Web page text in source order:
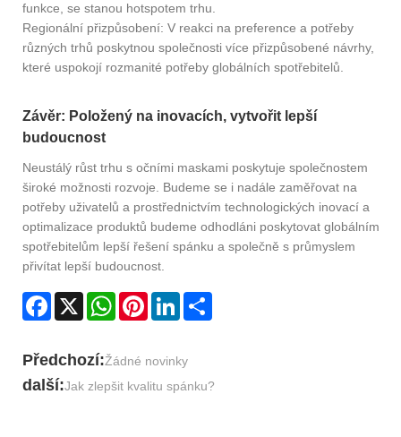
funkce, se stanou hotspotem trhu.
Regionální přizpůsobení: V reakci na preference a potřeby
různých trhů poskytnou společnosti více přizpůsobené návrhy,
které uspokojí rozmanité potřeby globálních spotřebitelů.
Závěr: Položený na inovacích, vytvořit lepší
budoucnost
Neustálý růst trhu s očními maskami poskytuje společnostem
široké možnosti rozvoje. Budeme se i nadále zaměřovat na
potřeby uživatelů a prostřednictvím technologických inovací a
optimalizace produktů budeme odhodláni poskytovat globálním
spotřebitelům lepší řešení spánku a společně s průmyslem
přivítat lepší budoucnost.
Facebook
X WhatsAppPinterestLinkedIn
Předchozí:Žádné novinky
další:Jak zlepšit kvalitu spánku?